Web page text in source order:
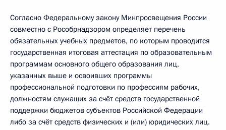
Согласно Федеральному закону Минпросвещения России
совместно с Рособрнадзором определяет перечень
обязательных учебных предметов, по которым проводится
государственная итоговая аттестация по образовательным
программам основного общего образования лиц,
указанных выше и освоивших программы
профессиональной подготовки по профессиям рабочих,
должностям служащих за счёт средств государственной
поддержки бюджетов субъектов Российской Федерации
либо за счёт средств физических и (или) юридических лиц.